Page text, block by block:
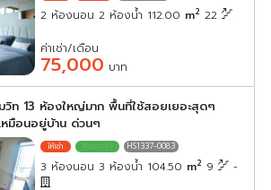
2 ห้องนอน 2 ห้องน้ำ 112.00 m2 22
ค่าเช่า/เดือน
75,000 บาท
วิท 13 ห้องใหญ่มาก พื้นที่ใช้สอยเยอะสุดๆ
มือนอยู่บ้าน ด่วนๆ
HS1337-0083
3 ห้องนอน 3 ห้องน้ำ 104.50 m2 9 -